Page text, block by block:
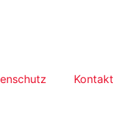
Kontakt